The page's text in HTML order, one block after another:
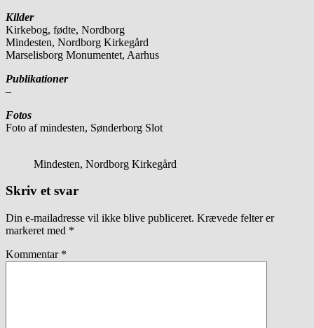
Kilder
Kirkebog, fødte, Nordborg
Mindesten, Nordborg Kirkegård
Marselisborg Monumentet, Aarhus
Publikationer
–
Fotos
Foto af mindesten, Sønderborg Slot
Mindesten, Nordborg Kirkegård
Skriv et svar
Din e-mailadresse vil ikke blive publiceret. Krævede felter er
markeret med *
Kommentar *